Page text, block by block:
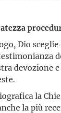
Dio
devozione
la
la più